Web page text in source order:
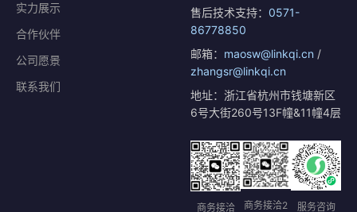
实力展示
合作伙伴
公司愿景
联系我们
售后技术支持： 0571-
86778850
邮箱： maosw@linkqi.cn /
zhangsr@linkqi.cn
地址：浙江省杭州市钱塘新区
6号大街260号13F幢&11幢4层
商务接洽 商务接洽2 服务咨询